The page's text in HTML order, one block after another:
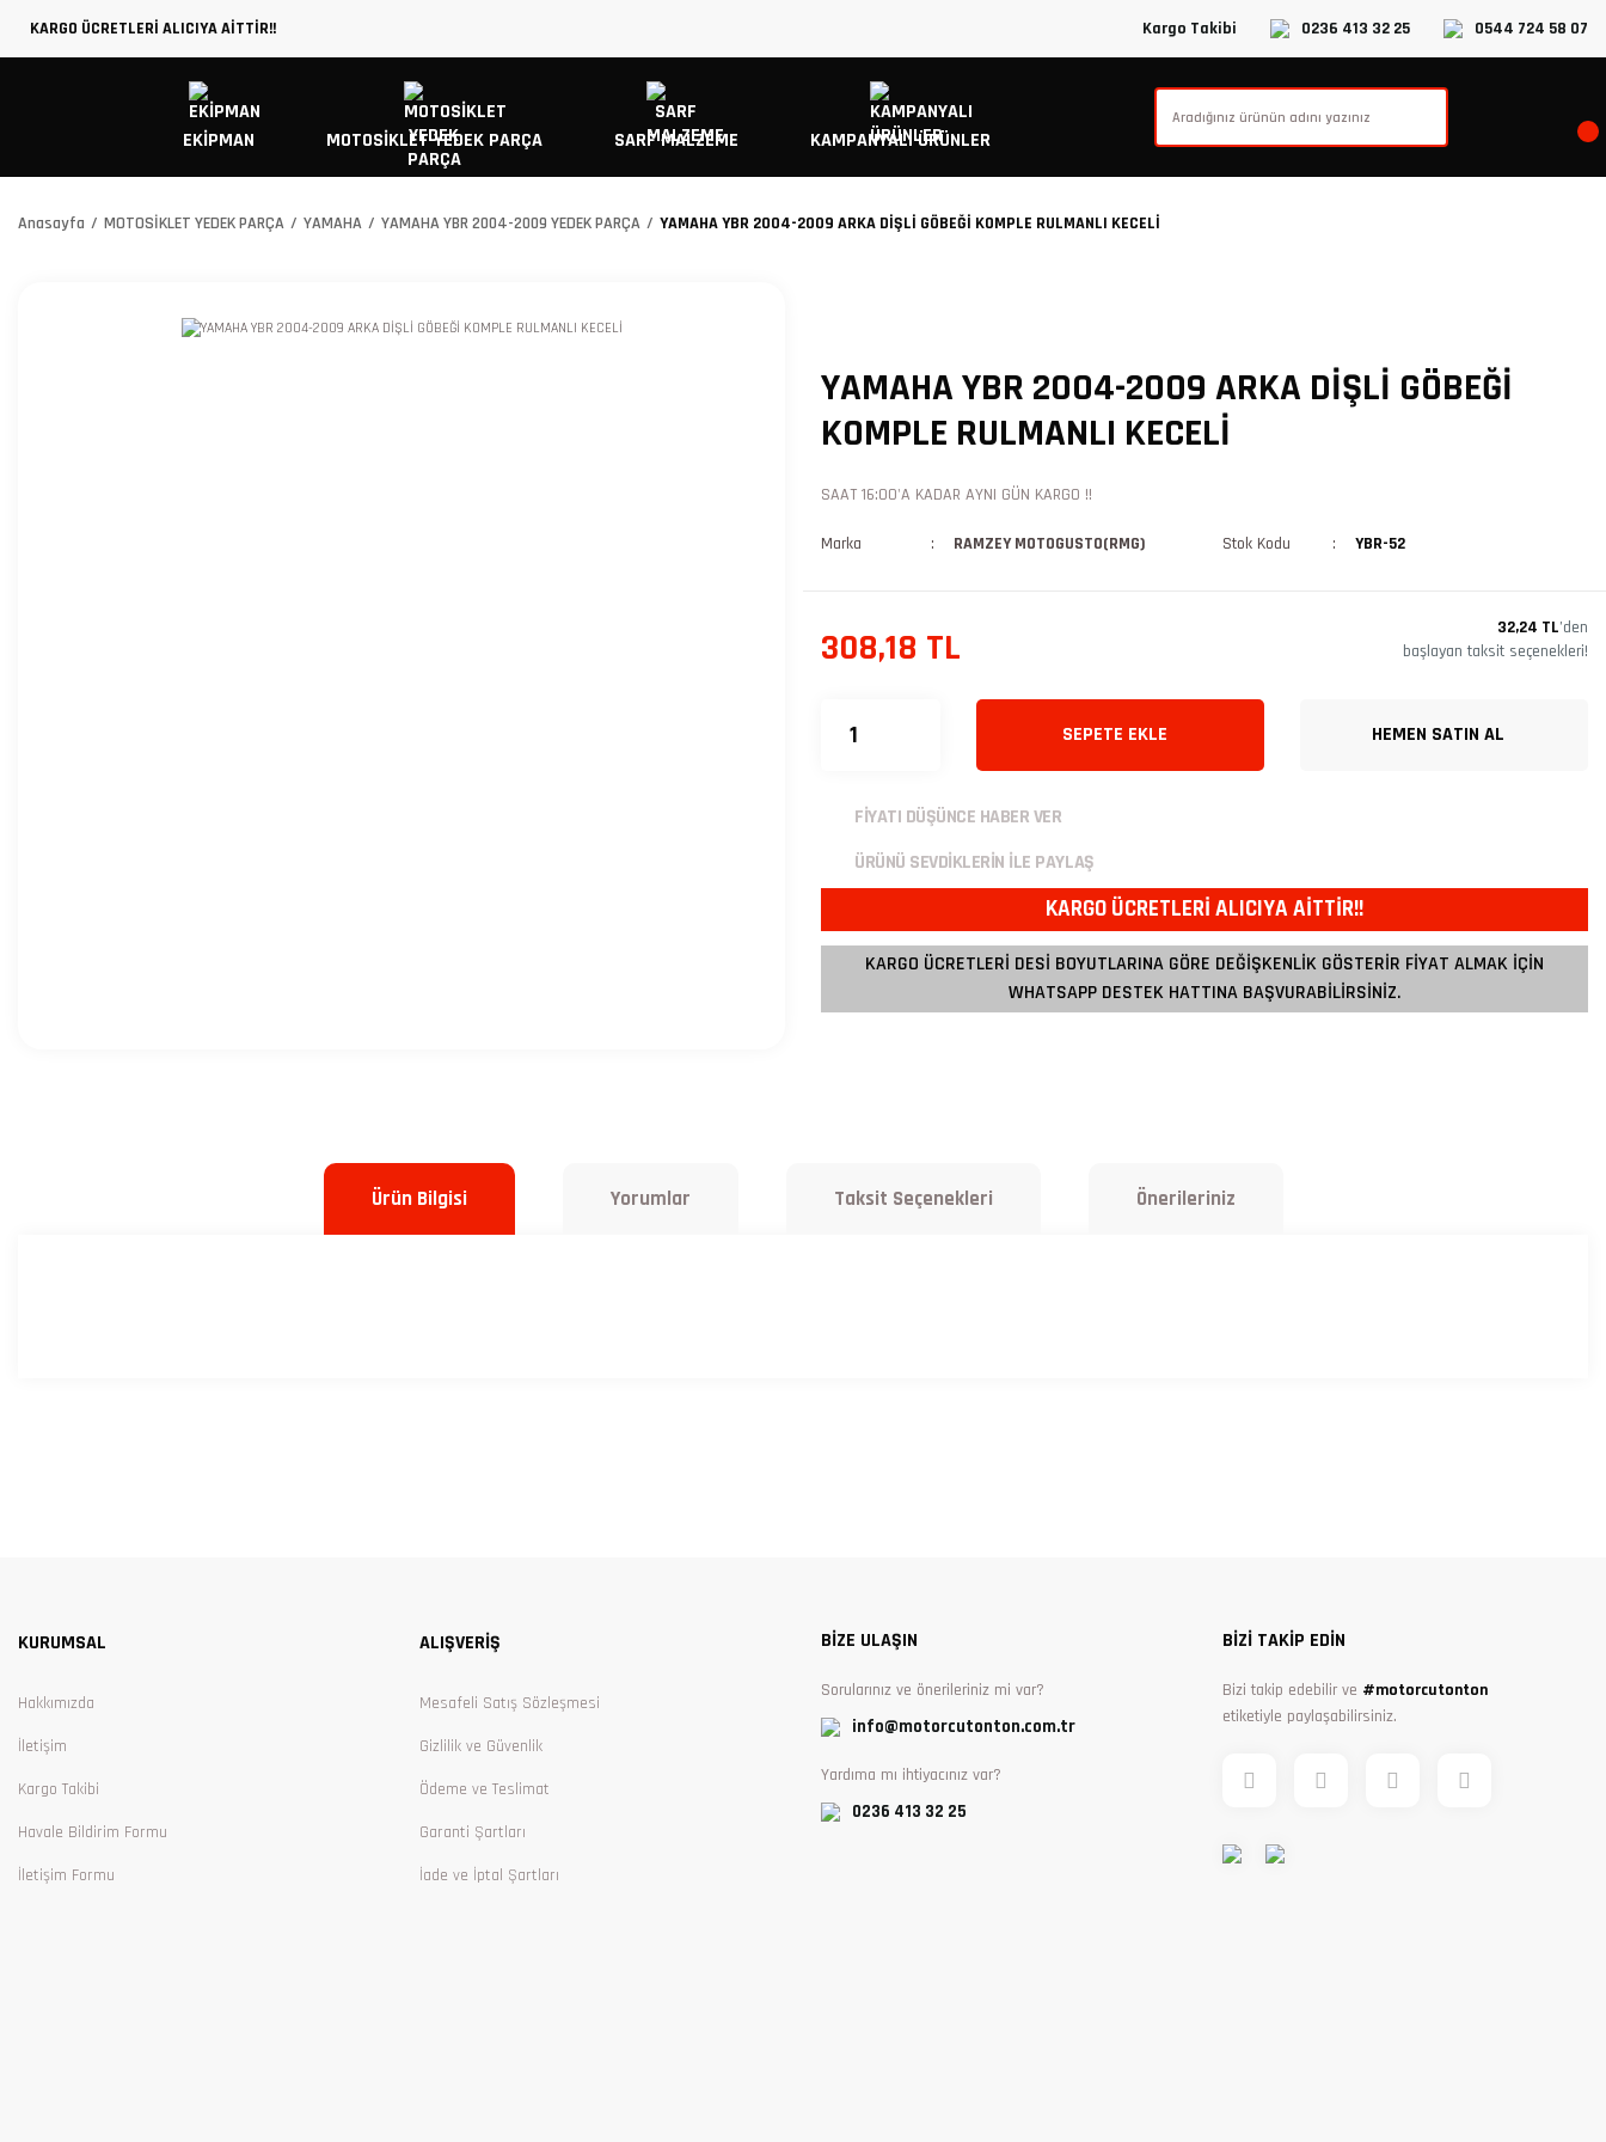
KARGO ÜCRETLERİ ALICIYA AİTTİR!! Kargo Takibi 0236 413 32 25 0544 724 58 07
EKİPMAN MOTOSİKLET YEDEK PARÇA SARF MALZEME KAMPANYALI ÜRÜNLER
Anasayfa MOTOSİKLET YEDEK PARÇA YAMAHA YAMAHA YBR 2004-2009 YEDEK PARÇA YAMAHA YBR 2004-2009 ARKA DİŞLİ GÖBEĞİ KOMPLE RULMANLI KECELİ
YAMAHA YBR 2004-2009 ARKA DİŞLİ GÖBEĞİ
KOMPLE RULMANLI KECELİ
SAAT 16:00'A KADAR AYNI GÜN KARGO !!
Marka RAMZEY MOTOGUSTO(RMG) Stok Kodu YBR-52
308,18 TL 32,24 TL’den
başlayan taksit seçenekleri!
SEPETE EKLE HEMEN SATIN AL
FİYATI DÜŞÜNCE HABER VER
ÜRÜNÜ SEVDİKLERİN İLE PAYLAŞ
KARGO ÜCRETLERİ ALICIYA AİTTİR!!
KARGO ÜCRETLERİ DESİ BOYUTLARINA GÖRE DEĞİŞKENLİK GÖSTERİR FİYAT ALMAK İÇİN
WHATSAPP DESTEK HATTINA BAŞVURABİLİRSİNİZ.
Ürün Bilgisi Yorumlar Taksit Seçenekleri Önerileriniz
KURUMSAL
Hakkımızda
İletişim
Kargo Takibi
Havale Bildirim Formu
İletişim Formu
ALIŞVERİŞ
Mesafeli Satış Sözleşmesi
Gizlilik ve Güvenlik
Ödeme ve Teslimat
Garanti Şartları
İade ve İptal Şartları
BİZE ULAŞIN
Sorularınız ve önerileriniz mi var?
info@motorcutonton.com.tr
Yardıma mı ihtiyacınız var?
0236 413 32 25
BİZİ TAKİP EDİN
Bizi takip edebilir ve #motorcutonton
etiketiyle paylaşabilirsiniz.